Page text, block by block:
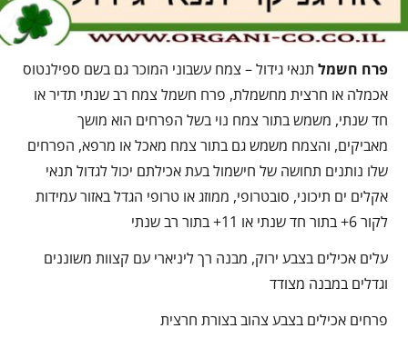
פרח חשמל תנאי גידול – צמח עשבוני המוכר גם בשם ספילנטוס
אכמלה או חרצית מחשמלת, פרח חשמל צמח רב שנתי תדיר או
חד שנתי, משמש בתור צמח נוי בשל הפרחים הוא מושך
מאביקים, והצמח משמש גם בתור צמח מאכל או מרפא, הפרחים
שלו נותנים תחושה של חישמול בעת אכילתם יכול לגדול תנאי
אקלים ים תיכוני, סובטרופי, ממוזג או טרופי הגדל באזור עמידות
לקור 6+ בתור חד שנתי או 11+ בתור רב שנתי
עלים אכילים בצבע ירוק, מבנה רך ליניארי עם קצוות משוננים
וגדלים במבנה מצודד
פרחים אכילים בצבע צהוב בצורת חרצית